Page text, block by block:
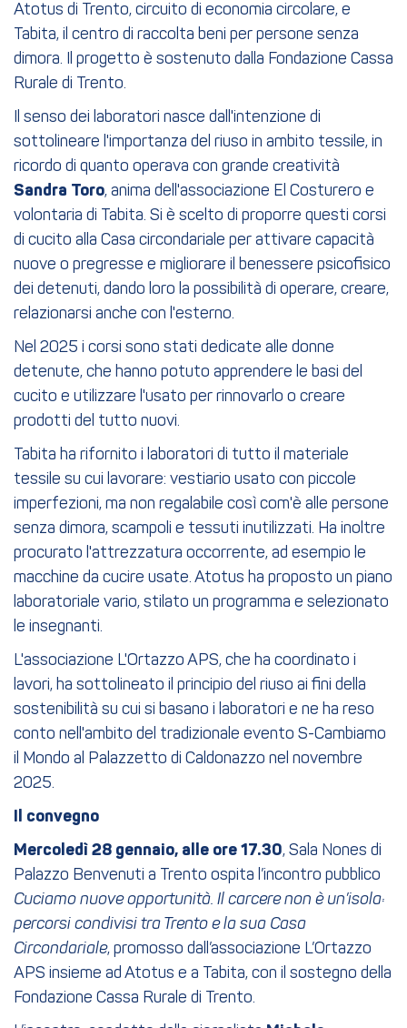
Atotus di Trento, circuito di economia circolare, e
Tabita, il centro di raccolta beni per persone senza
dimora. Il progetto è sostenuto dalla Fondazione Cassa
Rurale di Trento.
Il senso dei laboratori nasce dall'intenzione di
sottolineare l'importanza del riuso in ambito tessile, in
ricordo di quanto operava con grande creatività
Sandra Toro, anima dell'associazione El Costurero e
volontaria di Tabita. Si è scelto di proporre questi corsi
di cucito alla Casa circondariale per attivare capacità
nuove o pregresse e migliorare il benessere psicofisico
dei detenuti, dando loro la possibilità di operare, creare,
relazionarsi anche con l'esterno.
Nel 2025 i corsi sono stati dedicate alle donne
detenute, che hanno potuto apprendere le basi del
cucito e utilizzare l'usato per rinnovarlo o creare
prodotti del tutto nuovi.
Tabita ha rifornito i laboratori di tutto il materiale
tessile su cui lavorare: vestiario usato con piccole
imperfezioni, ma non regalabile così com'è alle persone
senza dimora, scampoli e tessuti inutilizzati. Ha inoltre
procurato l'attrezzatura occorrente, ad esempio le
macchine da cucire usate. Atotus ha proposto un piano
laboratoriale vario, stilato un programma e selezionato
le insegnanti.
L'associazione L'Ortazzo APS, che ha coordinato i
lavori, ha sottolineato il principio del riuso ai fini della
sostenibilità su cui si basano i laboratori e ne ha reso
conto nell'ambito del tradizionale evento S-Cambiamo
il Mondo al Palazzetto di Caldonazzo nel novembre
2025.
Il convegno
Mercoledì 28 gennaio, alle ore 17.30, Sala Nones di
Palazzo Benvenuti a Trento ospita l’incontro pubblico
Cuciamo nuove opportunità. Il carcere non è un’isola:
percorsi condivisi tra Trento e la sua Casa
Circondariale, promosso dall’associazione L’Ortazzo
APS insieme ad Atotus e a Tabita, con il sostegno della
Fondazione Cassa Rurale di Trento.